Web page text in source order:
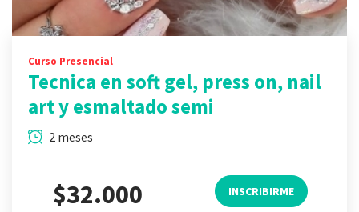
Curso Presencial
Tecnica en soft gel, press on, nail
art y esmaltado semi
2 meses
$32.000 INSCRIBIRME